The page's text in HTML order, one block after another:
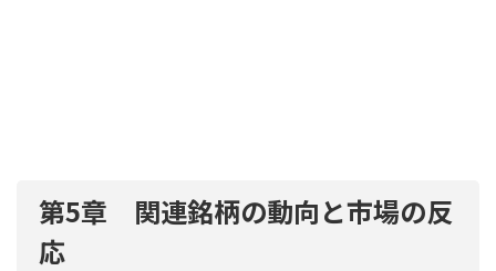
第5章 関連銘柄の動向と市場の反
応